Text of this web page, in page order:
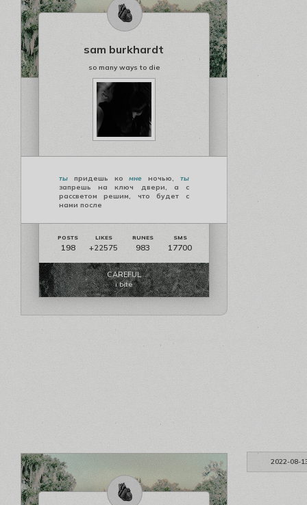
sam burkhardt
so many ways to die
ты придешь комне ночью,ты
запрешь на ключ двери, а с
рассветом решим, что будет с
нами после
198 +22575 983 17700
CAREFUL
i bite
2022-08-